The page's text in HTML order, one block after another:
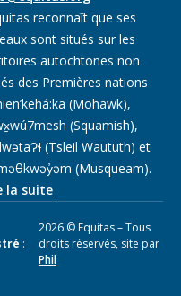
reconnaît que ses
sont situés sur les
autochtones non
des Premières nations
(Mohawk),
(Squamish),
(Tsleil Waututh) et
(Musqueam).
la suite
:
2026 © Equitas – Tous
droits réservés, site par
Phil